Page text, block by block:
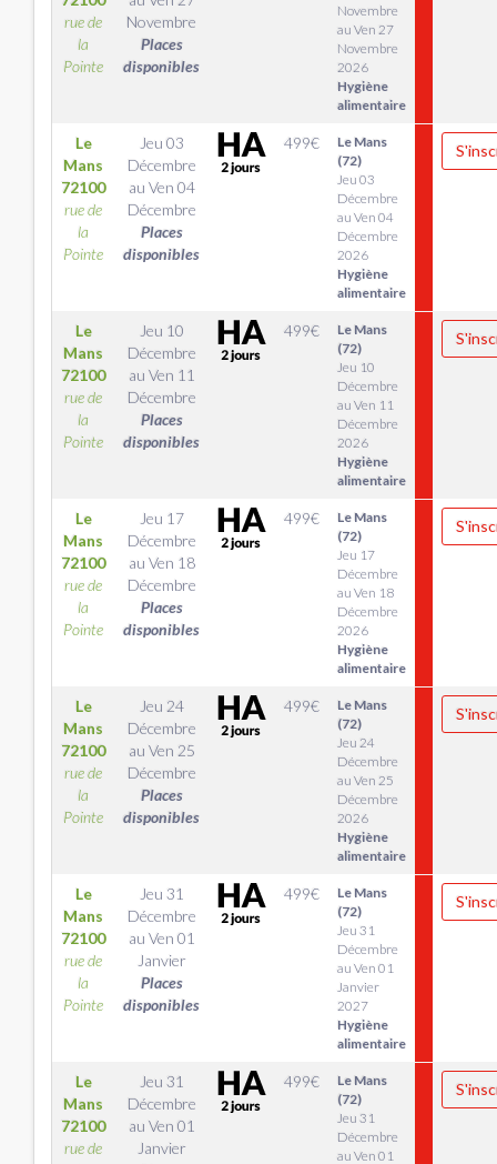
rue de
la
Pointe
Novembre
Places
disponibles
Novembre
au Ven 27
Novembre
2026
Hygiène
alimentaire
Le
Mans
72100
rue de
la
Pointe
Jeu 03
Décembre
au Ven 04
Décembre
Places
disponibles
499€
Le Mans
(72)
Jeu 03
Décembre
au Ven 04
Décembre
2026
Hygiène
alimentaire
Le
Mans
72100
rue de
la
Pointe
Jeu 10
Décembre
au Ven 11
Décembre
Places
disponibles
499€
Le Mans
(72)
Jeu 10
Décembre
au Ven 11
Décembre
2026
Hygiène
alimentaire
Le
Mans
72100
rue de
la
Pointe
Jeu 17
Décembre
au Ven 18
Décembre
Places
disponibles
499€
Le Mans
(72)
Jeu 17
Décembre
au Ven 18
Décembre
2026
Hygiène
alimentaire
Le
Mans
72100
rue de
la
Pointe
Jeu 24
Décembre
au Ven 25
Décembre
Places
disponibles
499€
Le Mans
(72)
Jeu 24
Décembre
au Ven 25
Décembre
2026
Hygiène
alimentaire
Le
Mans
72100
rue de
la
Pointe
Jeu 31
Décembre
au Ven 01
Janvier
Places
disponibles
499€
Le Mans
(72)
Jeu 31
Décembre
au Ven 01
Janvier
2027
Hygiène
alimentaire
Le
Mans
72100
rue de
Jeu 31
Décembre
au Ven 01
Janvier
499€
Le Mans
(72)
Jeu 31
Décembre
au Ven 01